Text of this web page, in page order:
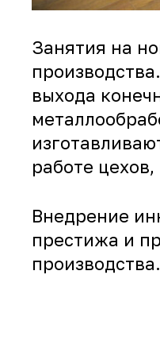
Занятия на
выхода
работе
Внедрение
престижа и
производства.